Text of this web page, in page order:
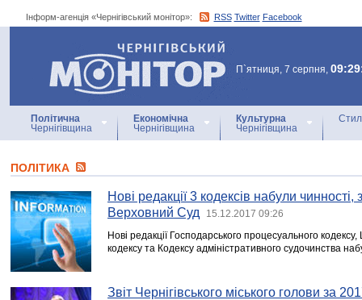
Інформ-агенція «Чернігівський монітор»: RSS Twitter Facebook
Інформ-агенція
«Чернігівський монітор»
П`ятниця, 7 серпня,
Політична
Чернігівщина
Економічна
Чернігівщина
Культурна
Чернігівщина
ПОЛІТИКА
Нові редакції 3 кодексів набули
Верховний Суд
15.12.2017 09:26
Нові редакції Господарського процесуального
кодексу та Кодексу адміністративного судочинства
Звіт Чернігівського міського голови за